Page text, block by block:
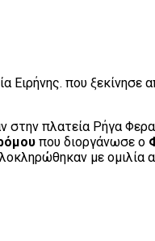
Ειρήνης. που
στην πλατεία Ρήγα
που διοργάνωσε ο
με ομιλία